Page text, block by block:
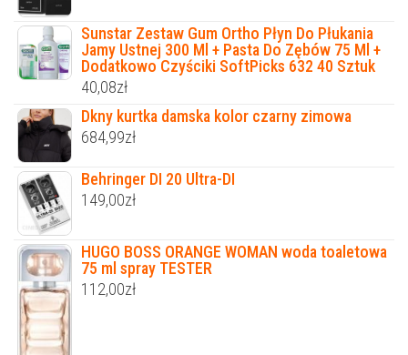
Sunstar Zestaw Gum Ortho Płyn Do Płukania
Jamy Ustnej 300 Ml + Pasta Do Zębów 75 Ml +
Dodatkowo Czyściki SoftPicks 632 40 Sztuk
40,08zł
Dkny kurtka damska kolor czarny zimowa
684,99zł
Behringer DI 20 Ultra-DI
149,00zł
HUGO BOSS ORANGE WOMAN woda toaletowa
75 ml spray TESTER
112,00zł